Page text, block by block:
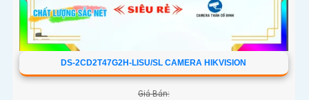
DS-2CD2T47G2H-LISU/SL CAMERA HIKVISION
Giá Bán: